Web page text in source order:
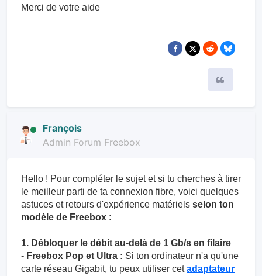
Merci de votre aide
François
Admin Forum Freebox
Hello ! Pour compléter le sujet et si tu cherches à tirer
le meilleur parti de ta connexion fibre, voici quelques
astuces et retours d'expérience matériels selon ton
modèle de Freebox :
1. Débloquer le débit au-delà de 1 Gb/s en filaire
- Freebox Pop et Ultra : Si ton ordinateur n'a qu'une
carte réseau Gigabit, tu peux utiliser cetadaptateur